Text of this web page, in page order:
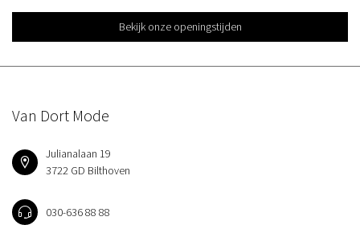
Bekijk onze openingstijden
Van Dort Mode
Julianalaan 19
3722 GD Bilthoven
030-636 88 88